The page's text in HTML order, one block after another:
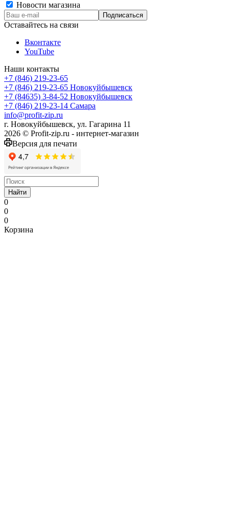
Новости магазина
Оставайтесь на связи
Вконтакте
YouTube
Наши контакты
+7 (846) 219-23-65
+7 (846) 219-23-65 Новокуйбышевск
+7 (84635) 3-84-52 Новокуйбышевск
+7 (846) 219-23-14 Самара
info@profit-zip.ru
г. Новокуйбышевск, ул. Гагарина 11
2026 © Profit-zip.ru - интернет-магазин
Версия для печати
Найти
0
0
0
Корзина